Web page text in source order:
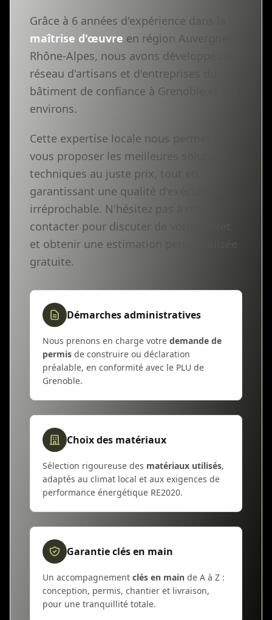
Grâce à 6 années d'expérience dans la
maîtrise d'œuvre en région Auvergne-
Rhône-Alpes, nous avons développé un
réseau d'artisans et d'entreprises du
bâtiment de confiance à Grenoble et ses
environs.
Cette expertise locale nous permet de
vous proposer les meilleures solutions
techniques au juste prix, tout en
garantissant une qualité d'exécution
irréprochable. N'hésitez pas à nous
contacter pour discuter de votre projet
et obtenir une estimation personnalisée
gratuite.
Démarches administratives
Nous prenons en charge votre demande de
permis de construire ou déclaration
préalable, en conformité avec le PLU de
Grenoble.
Choix des matériaux
Sélection rigoureuse des matériaux utilisés,
adaptés au climat local et aux exigences de
performance énergétique RE2020.
Garantie clés en main
Un accompagnement clés en main de A à Z :
conception, permis, chantier et livraison,
pour une tranquillité totale.